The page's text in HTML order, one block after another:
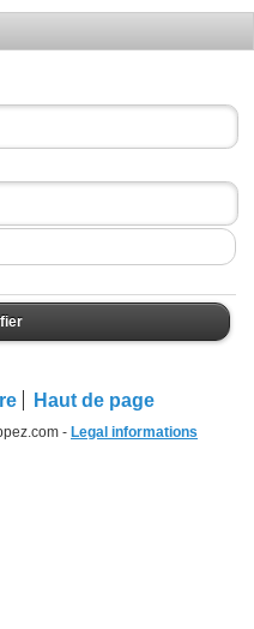
Haut de page
- Legal informations